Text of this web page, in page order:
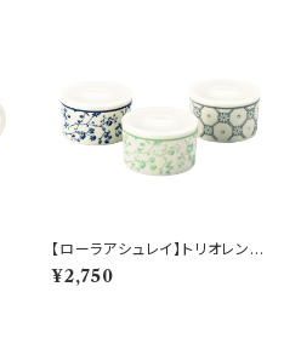
【ローラアシュレイ】トリオレンジ
セット【LA110】LA110-82−S3
¥2,750